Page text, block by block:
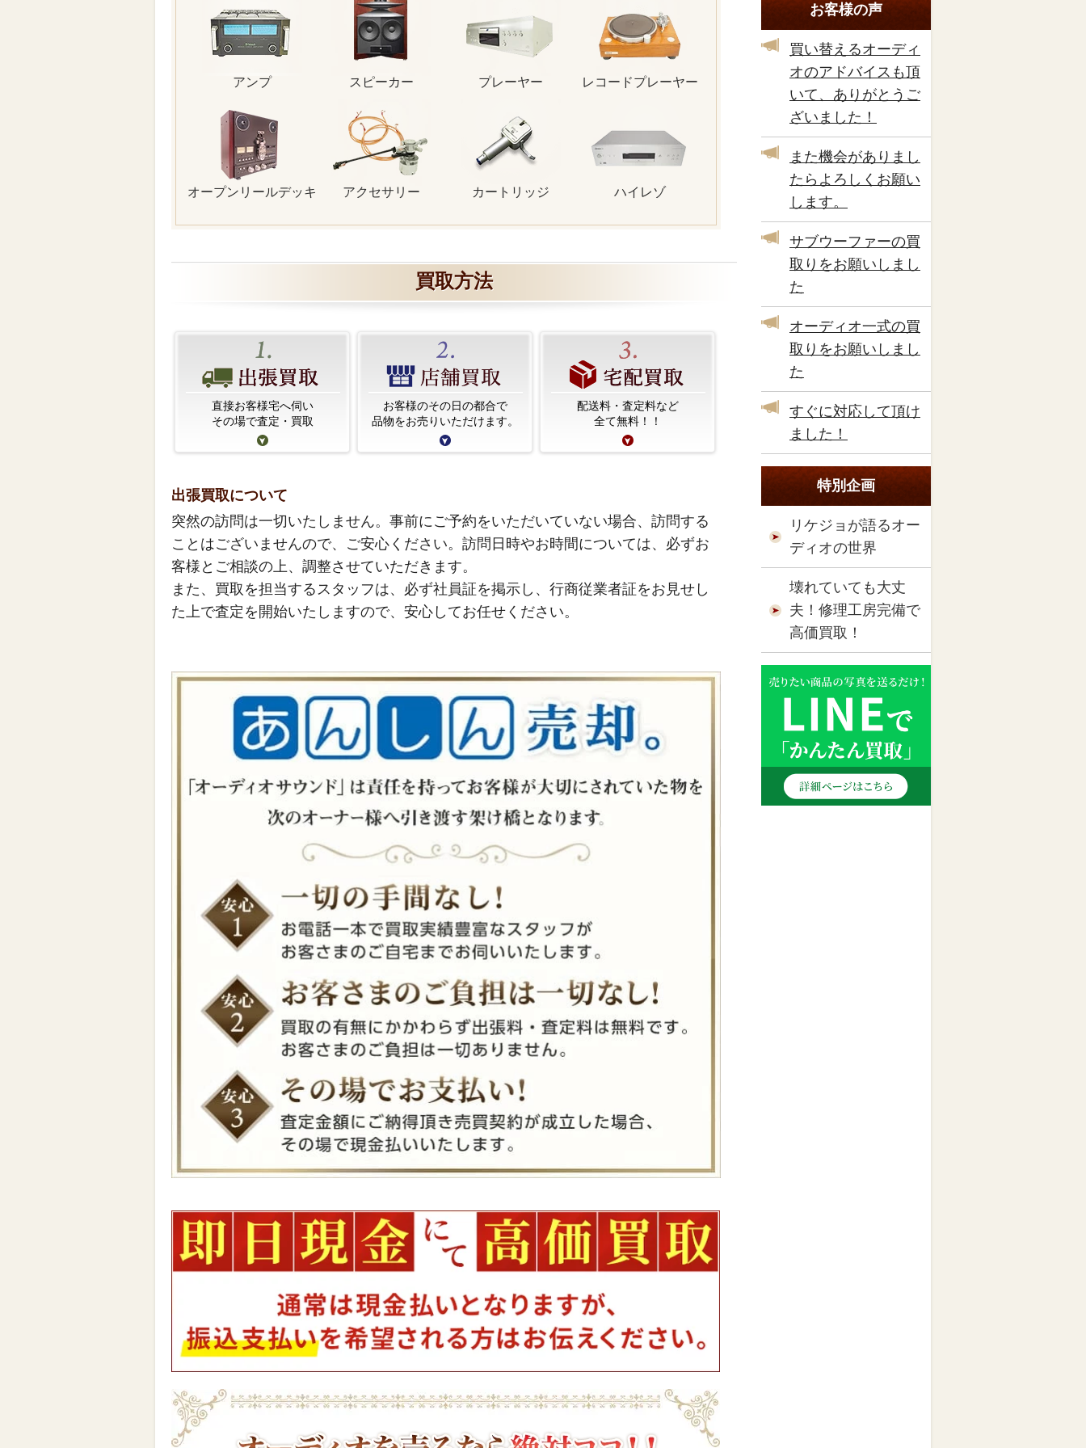
アンプ スピーカー プレーヤー レコードプレーヤー
オープンリールデッキ アクセサリー カートリッジ ハイレゾ
買取方法
直接お客様宅へ伺い
その場で査定・買取
お客様のその日の都合で
品物をお売りいただけます。
配送料・査定料など
全て無料！！
出張買取について
突然の訪問は一切いたしません。事前にご予約をいただいていない場合、訪問する
ことはございませんので、ご安心ください。訪問日時やお時間については、必ずお
客様とご相談の上、調整させていただきます。
また、買取を担当するスタッフは、必ず社員証を掲示し、行商従業者証をお見せし
た上で査定を開始いたしますので、安心してお任せください。
お客様の声
買い替えるオーディ
オのアドバイスも頂
いて、ありがとうご
ざいました！
また機会がありまし
たらよろしくお願い
します。
サブウーファーの買
取りをお願いしまし
た
オーディオ一式の買
取りをお願いしまし
た
すぐに対応して頂け
ました！
特別企画
リケジョが語るオー
ディオの世界
壊れていても大丈
夫！修理工房完備で
高価買取！